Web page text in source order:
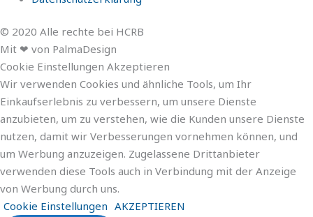
© 2020 Alle rechte bei HCRB
Mit ❤ von PalmaDesign
Cookie Einstellungen Akzeptieren
Wir verwenden Cookies und ähnliche Tools, um Ihr
Einkaufserlebnis zu verbessern, um unsere Dienste
anzubieten, um zu verstehen, wie die Kunden unsere Dienste
nutzen, damit wir Verbesserungen vornehmen können, und
um Werbung anzuzeigen. Zugelassene Drittanbieter
verwenden diese Tools auch in Verbindung mit der Anzeige
von Werbung durch uns.
Cookie Einstellungen AKZEPTIEREN